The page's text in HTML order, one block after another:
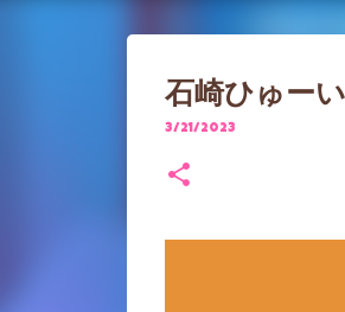
石崎ひゅー
3/21/2023